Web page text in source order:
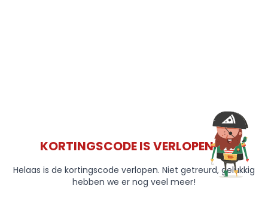
KORTINGSCODE IS VERLOPEN 😞
Helaas is de kortingscode verlopen. Niet getreurd, gelukkig
hebben we er nog veel meer!